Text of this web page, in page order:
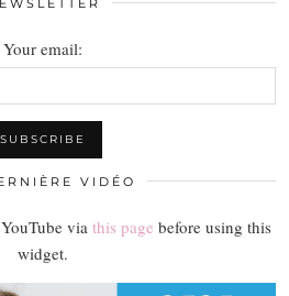
Your email:
VIDÉO
via this page before using this
widget.